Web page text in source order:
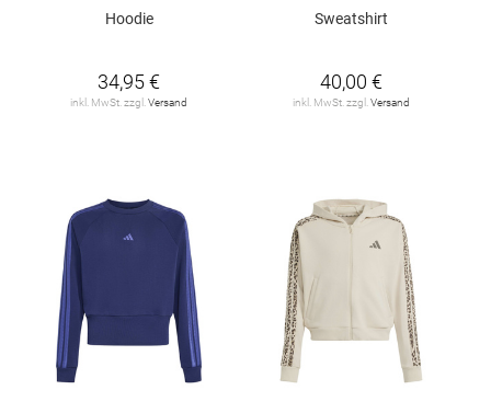
Hoodie
34,95 €
inkl. MwSt. zzgl. Versand
Sweatshirt
40,00 €
inkl. MwSt. zzgl. Versand